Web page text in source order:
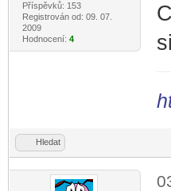
Příspěvků: 153
Registrován od: 09. 07.
2009
Hodnocení: 4
Hledat